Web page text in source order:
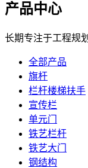
产品中心
长期专注于工程规
全部产品
旗杆
栏杆楼梯扶手
宣传栏
单元门
铁艺栏杆
铁艺大门
钢结构